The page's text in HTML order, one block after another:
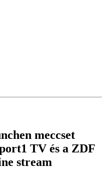
meccset
TV és a ZDF
stream